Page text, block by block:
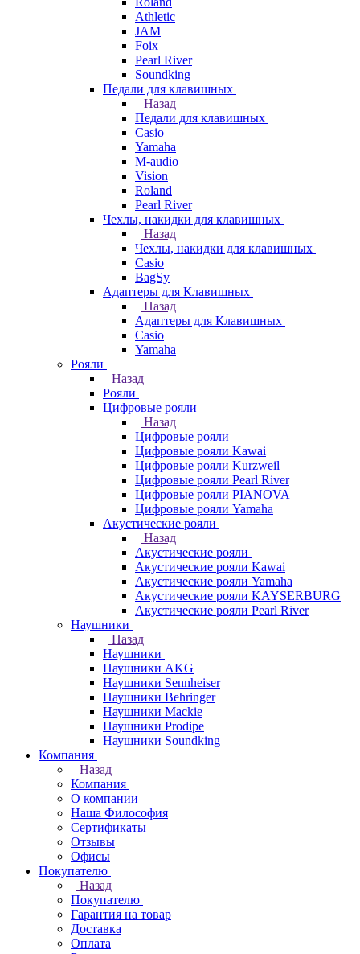
Athletic
JAM
Foix
Pearl River
Soundking
Педали для клавишных
Назад
Педали для клавишных
Casio
Yamaha
M-audio
Vision
Roland
Pearl River
Чехлы, накидки для клавишных
Назад
Чехлы, накидки для клавишных
Casio
BagSy
Адаптеры для Клавишных
Назад
Адаптеры для Клавишных
Casio
Yamaha
Рояли
Назад
Рояли
Цифровые рояли
Назад
Цифровые рояли
Цифровые рояли Kawai
Цифровые рояли Kurzweil
Цифровые рояли Pearl River
Цифровые рояли PIANOVA
Цифровые рояли Yamaha
Акустические рояли
Назад
Акустические рояли
Акустические рояли Kawai
Акустические рояли Yamaha
Акустические рояли KAYSERBURG
Акустические рояли Pearl River
Наушники
Назад
Наушники
Наушники AKG
Наушники Sennheiser
Наушники Behringer
Наушники Mackie
Наушники Prodipe
Наушники Soundking
Компания
Назад
Компания
О компании
Наша Философия
Сертификаты
Отзывы
Офисы
Покупателю
Назад
Покупателю
Гарантия на товар
Доставка
Оплата